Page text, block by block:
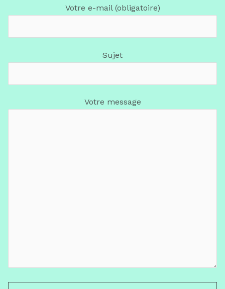
Votre e-mail (obligatoire)
Sujet
Votre message